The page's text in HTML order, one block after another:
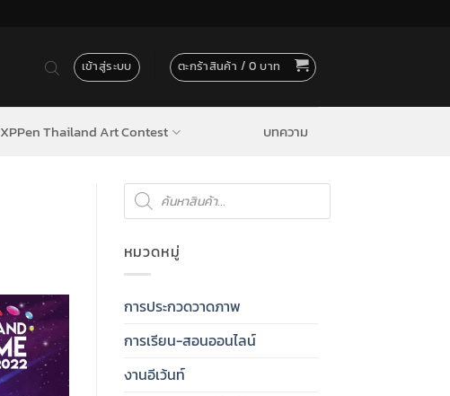
เข้าสู่ระบบ ตะกร้าสินค้า /0
XPPen Thailand Art Contest บทความ
Products
search
หมวดหมู่
การประกวดวาดภาพ
การเรียน-สอนออนไลน์
งานอีเว้นท์